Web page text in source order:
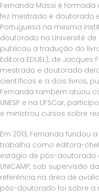
Fernanda Massi é formada
fez mestrado e doutorado
Portuguesa na mesma
doutorado na Université
publicou a tradução do
Editora EDUEL), de
mestrado e doutorado
científicos e a dois livros,
Fernanda também atuou
UNESP e na UFSCar,
e ministrou cursos sobre
Em 2013, Fernanda fundou
trabalha como editora-
estágio de pós-doutorado
UNICAMP, sob supervisão
referência na área de
pós-doutorado foi sobre a